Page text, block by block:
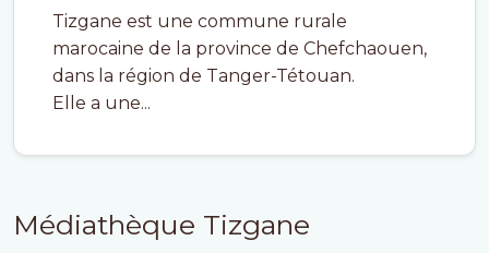
Tizgane est une commune rurale
marocaine de la province de Chefchaouen,
dans la région de Tanger-Tétouan.
Elle a une...
Médiathèque Tizgane